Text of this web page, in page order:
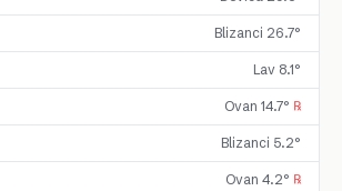
Blizanci 26.7°
Lav 8.1°
Ovan 14.7° ℞
Blizanci 5.2°
Ovan 4.2° ℞